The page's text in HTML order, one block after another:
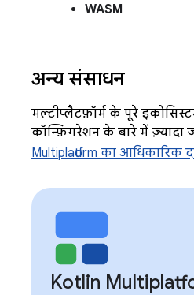
WASM
अन्य संसाधन
मल्टीप्लैटफ़ॉर्म के पूरे
कॉन्फ़िगरेशन के बारे में ज़्यादा
Multiplatform का आधिकारिक
Kotlin